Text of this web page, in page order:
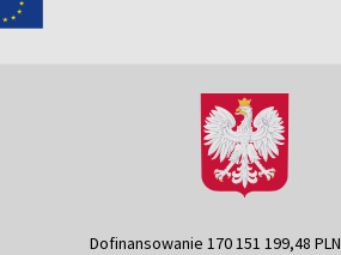
Dofinansowanie 170 151 199,48 PLN